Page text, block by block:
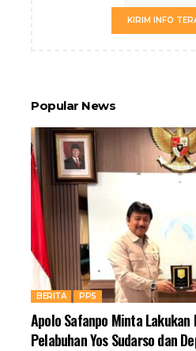
KIRIM INFO
Popular News
BERITA PPS
Apolo Safanpo Minta Lakukan
Pelabuhan Yos Sudarso dan